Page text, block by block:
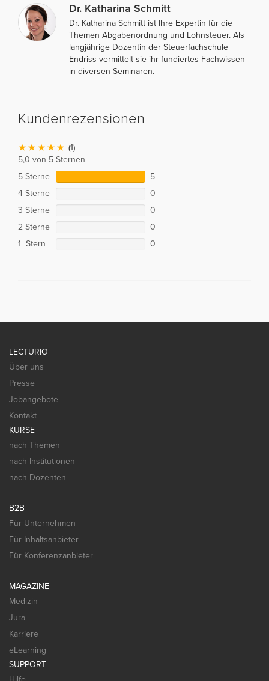
Dr. Katharina Schmitt
Dr. Katharina Schmitt ist Ihre Expertin für die
Themen Abgabenordnung und Lohnsteuer. Als
langjährige Dozentin der Steuerfachschule
Endriss vermittelt sie ihr fundiertes Fachwissen
in diversen Seminaren.
Kundenrezensionen
(1)
5,0 von 5 Sternen
5 Sterne
5
4 Sterne
0
3 Sterne
0
2 Sterne
0
1 Stern
0
LECTURIO
Über uns
Presse
Jobangebote
Kontakt
KURSE
nach Themen
nach Institutionen
nach Dozenten
B2B
Für Unternehmen
Für Inhaltsanbieter
Für Konferenzanbieter
MAGAZINE
Medizin
Jura
Karriere
eLearning
SUPPORT